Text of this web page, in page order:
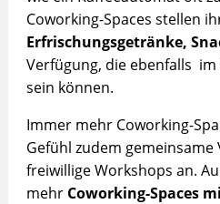
Coworking-Spaces stellen
Erfrischungsgetränke,
Verfügung, die ebenfalls
sein können.
Immer mehr Coworking-
Gefühl zudem
freiwillige Workshops an.
mehr Coworking-Spaces